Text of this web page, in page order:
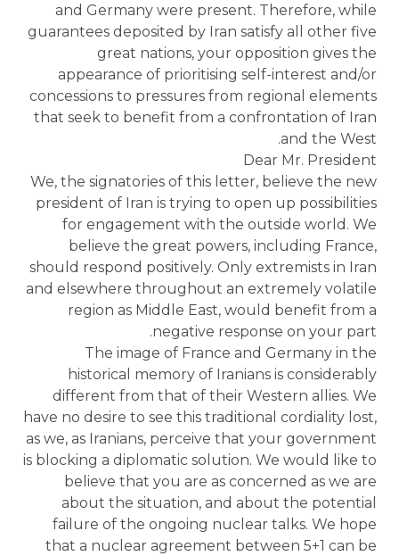
and Germany were present. Therefore, while
guarantees deposited by Iran satisfy all other five
great nations, your opposition gives the
appearance of prioritising self-interest and/or
concessions to pressures from regional elements
that seek to benefit from a confrontation of Iran
and the West.
Dear Mr. President
We, the signatories of this letter, believe the new
president of Iran is trying to open up possibilities
for engagement with the outside world. We
believe the great powers, including France,
should respond positively. Only extremists in Iran
and elsewhere throughout an extremely volatile
region as Middle East, would benefit from a
negative response on your part.
The image of France and Germany in the
historical memory of Iranians is considerably
different from that of their Western allies. We
have no desire to see this traditional cordiality lost,
as we, as Iranians, perceive that your government
is blocking a diplomatic solution. We would like to
believe that you are as concerned as we are
about the situation, and about the potential
failure of the ongoing nuclear talks. We hope
that a nuclear agreement between 5+1 can be